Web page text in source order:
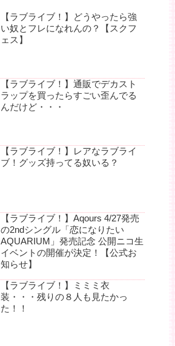
【ラブライブ！】どうやったら強
い奴とフレになれんの？【スクフ
ェス】
【ラブライブ！】通販でデカスト
ラップを買ったらすごい歪んでる
んだけど・・・
【ラブライブ！】レアなラブライ
ブ！グッズ持ってる奴いる？
【ラブライブ！】Aqours 4/27発売
の2ndシングル「恋になりたい
AQUARIUM」発売記念 公開ニコ生
イベントの開催が決定！【公式お
知らせ】
【ラブライブ！】ミミミ衣
装・・・残りの８人も見たかっ
た！！